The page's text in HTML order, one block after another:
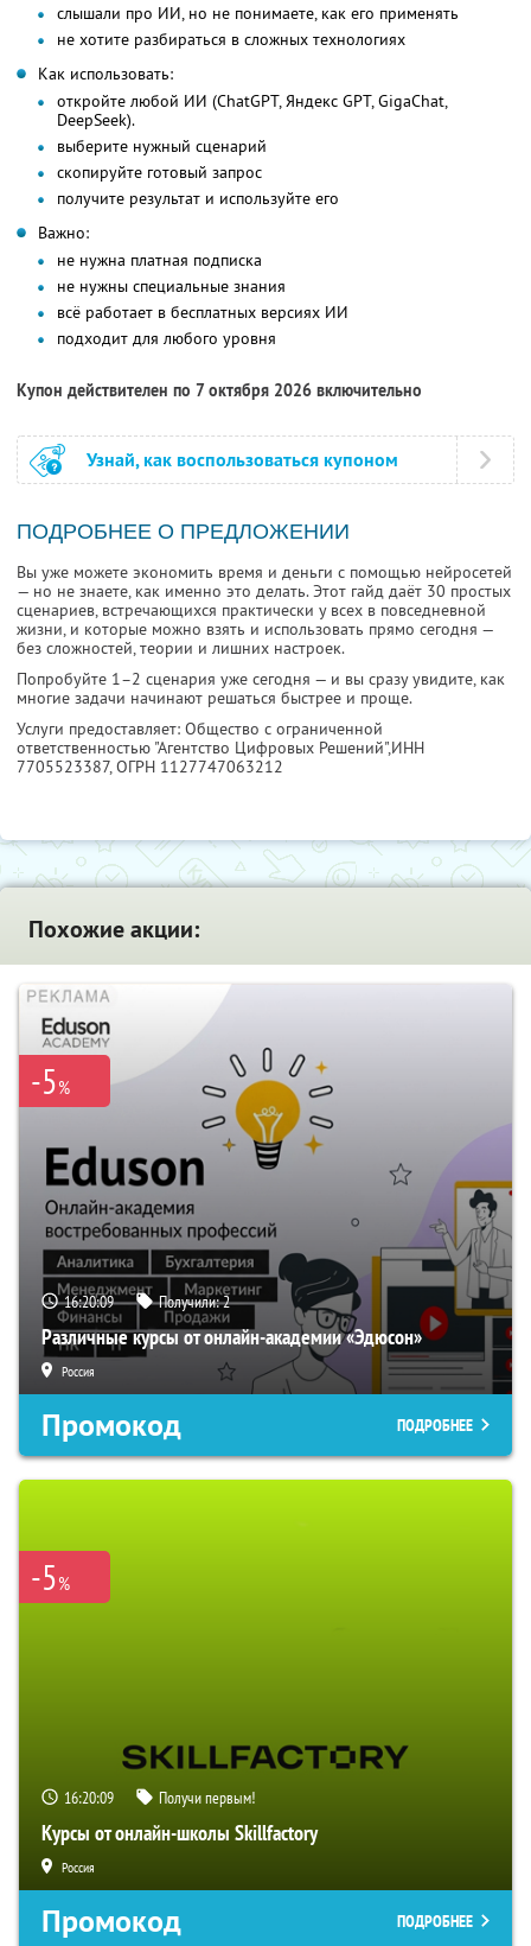
слышали про ИИ, но не понимаете, как его применять
не хотите разбираться в сложных технологиях
Как использовать:
откройте любой ИИ (ChatGPT, Яндекс GPT, GigaChat,
DeepSeek).
выберите нужный сценарий
скопируйте готовый запрос
получите результат и используйте его
Важно:
не нужна платная подписка
не нужны специальные знания
всё работает в бесплатных версиях ИИ
подходит для любого уровня
Купон действителен по 7 октября 2026 включительно
Узнай, как воспользоваться купоном
ПОДРОБНЕЕ О ПРЕДЛОЖЕНИИ
Вы уже можете экономить время и деньги с помощью нейросетей
— но не знаете, как именно это делать. Этот гайд даёт 30 простых
сценариев, встречающихся практически у всех в повседневной
жизни, и которые можно взять и использовать прямо сегодня —
без сложностей, теории и лишних настроек.
Попробуйте 1–2 сценария уже сегодня — и вы сразу увидите, как
многие задачи начинают решаться быстрее и проще.
Услуги предоставляет: Общество с ограниченной
ответственностью "Агентство Цифровых Решений",ИНН
7705523387, ОГРН 1127747063212
Похожие акции:
-5%
16:20:09 Получили:2
Различные курсы от онлайн-академии «Эдюсон»
Россия
Промокод ПОДРОБНЕЕ
-5%
16:20:09 Получи первым!
Курсы от онлайн-школы Skillfactory
Россия
Промокод ПОДРОБНЕЕ